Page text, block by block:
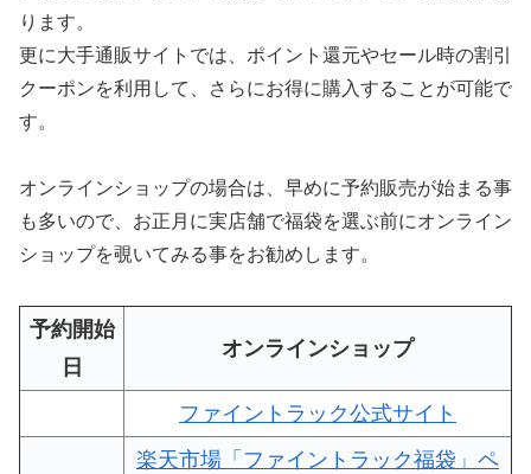
ります。
更に大手通販サイトでは、ポイント還元やセール時の割引
クーポンを利用して、さらにお得に購入することが可能で
す。
オンラインショップの場合は、早めに予約販売が始まる事
も多いので、お正月に実店舗で福袋を選ぶ前にオンライン
ショップを覗いてみる事をお勧めします。
予約開始
日
オンラインショップ
ファイントラック公式サイト
楽天市場「ファイントラック福袋」ペ